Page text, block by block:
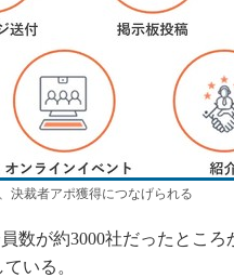
決裁者アポ獲得につなげられる
数が約3000社だったところ
いる。